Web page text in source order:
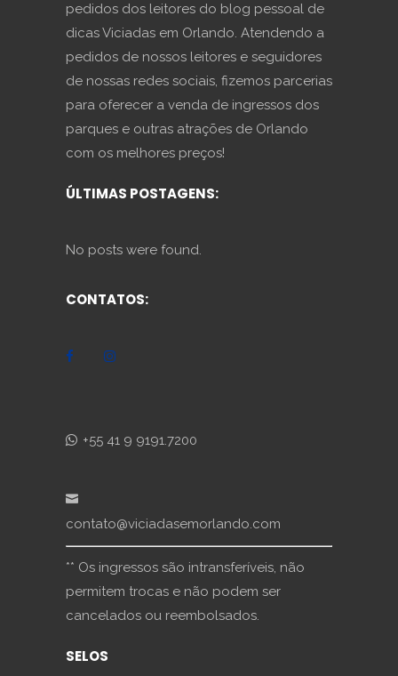
pedidos dos leitores do blog pessoal de
dicas Viciadas em Orlando. Atendendo a
pedidos de nossos leitores e seguidores
de nossas redes sociais, fizemos parcerias
para oferecer a venda de ingressos dos
parques e outras atrações de Orlando
com os melhores preços!
ÚLTIMAS POSTAGENS:
No posts were found.
CONTATOS:
+55 41 9 9191.7200
contato@viciadasemorlando.com
** Os ingressos são intransferíveis, não
permitem trocas e não podem ser
cancelados ou reembolsados.
SELOS